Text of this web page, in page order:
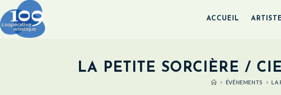
ACCUEIL
LA PETITE SORCIÈRE /
> ÉVÉNEMENTS > LA